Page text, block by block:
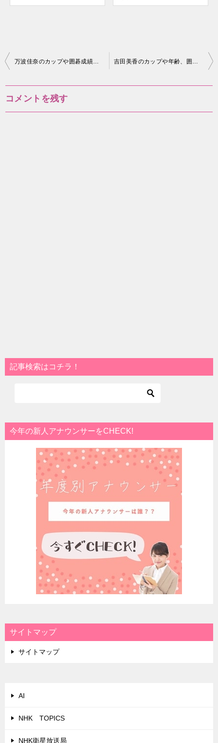
投
万波佳奈のカップや囲碁成績は？結婚、子供はいるの？ 吉田美香のカップや年齢、囲碁成績は？結婚や子供の情報は？
コメントを残す
記事検索はコチラ！
今年の新人アナウンサーをCHECK!
サイトマップ
サイトマップ
AI
NHK TOPICS
NHK衛星放送局